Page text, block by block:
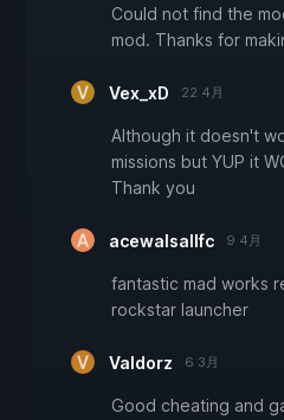
Could not find the
mod. Thanks for
Vex_xD 22 4月
Although it doesn't
missions but YUP it
Thank you
acewalsallfc 9 4月
fantastic mad works
rockstar launcher
Valdorz 6 3月
Good cheating and